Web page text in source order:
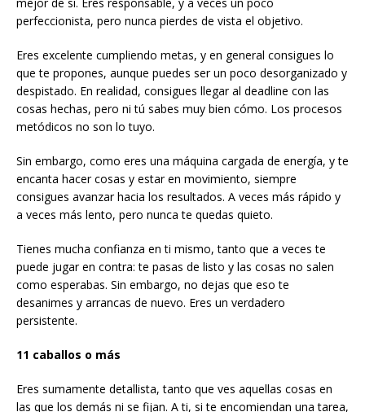
perfeccionista, pero nunca pierdes de vista el objetivo.
Eres excelente cumpliendo metas, y en general consigues lo
que te propones, aunque puedes ser un poco desorganizado y
despistado. En realidad, consigues llegar al deadline con las
cosas hechas, pero ni tú sabes muy bien cómo. Los procesos
metódicos no son lo tuyo.
Sin embargo, como eres una máquina cargada de energía, y te
encanta hacer cosas y estar en movimiento, siempre
consigues avanzar hacia los resultados. A veces más rápido y
a veces más lento, pero nunca te quedas quieto.
Tienes mucha confianza en ti mismo, tanto que a veces te
puede jugar en contra: te pasas de listo y las cosas no salen
como esperabas. Sin embargo, no dejas que eso te
desanimes y arrancas de nuevo. Eres un verdadero
persistente.
11 caballos o más
Eres sumamente detallista, tanto que ves aquellas cosas en
las que los demás ni se fijan. A ti, si te encomiendan una tarea,